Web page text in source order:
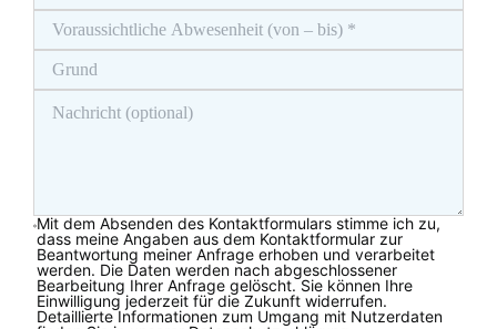
Mit dem Absenden des Kontaktformulars stimme ich zu,
dass meine Angaben aus dem Kontaktformular zur
Beantwortung meiner Anfrage erhoben und verarbeitet
werden. Die Daten werden nach abgeschlossener
Bearbeitung Ihrer Anfrage gelöscht. Sie können Ihre
Einwilligung jederzeit für die Zukunft widerrufen.
Detaillierte Informationen zum Umgang mit Nutzerdaten